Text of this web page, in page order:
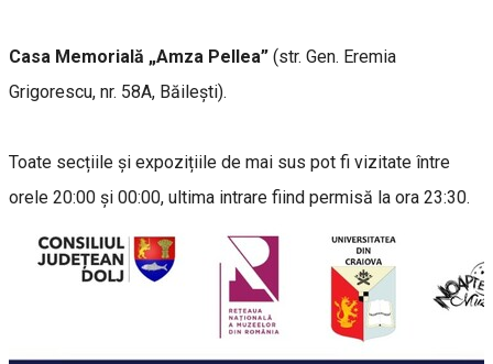
Casa Memorială „Amza Pellea” (str. Gen. Eremia
Grigorescu, nr. 58A, Băilești).
Toate secțiile și expozițiile de mai sus pot fi vizitate între
orele 20:00 și 00:00, ultima intrare fiind permisă la ora 23:30.